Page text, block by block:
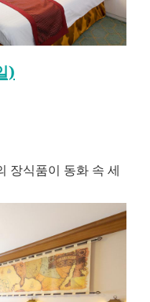
)
장식품이 동화 속 세